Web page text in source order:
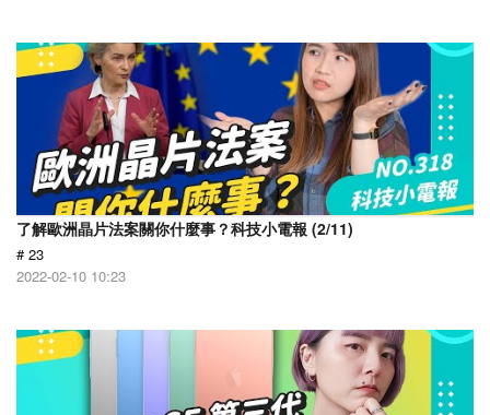
了解歐洲晶片法案關你什麼事？科技小電報 (2/11)
# 23
2022-02-10 10:23